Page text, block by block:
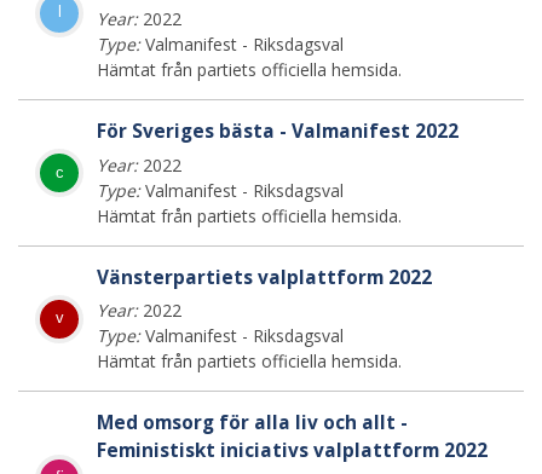
Year:2022
Type:Valmanifest - Riksdagsval
Hämtat från partiets officiella hemsida.
c
För Sveriges bästa - Valmanifest 2022
Year:2022
Type:Valmanifest - Riksdagsval
Hämtat från partiets officiella hemsida.
v
Vänsterpartiets valplattform 2022
Year:2022
Type:Valmanifest - Riksdagsval
Hämtat från partiets officiella hemsida.
Med omsorg för alla liv och allt -
Feministiskt iniciativs valplattform 2022